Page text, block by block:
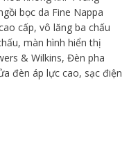
bọc da Fine Nappa
cấp, vô lăng ba chấu
màn hình hiển thị
& Wilkins, Đèn pha
đèn áp lực cao, sạc điện